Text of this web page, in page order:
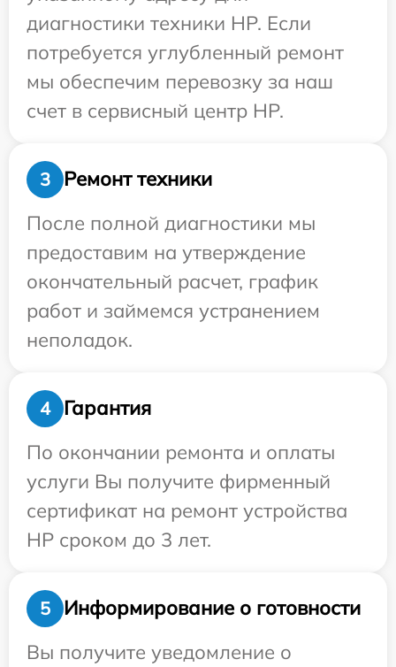
диагностики техники HP. Если
потребуется углубленный ремонт
мы обеспечим перевозку за наш
счет в сервисный центр HP.
3
Ремонт техники
После полной диагностики мы
предоставим на утверждение
окончательный расчет, график
работ и займемся устранением
неполадок.
4
Гарантия
По окончании ремонта и оплаты
услуги Вы получите фирменный
сертификат на ремонт устройства
HP сроком до 3 лет.
5
Информирование о готовности
Вы получите уведомление о